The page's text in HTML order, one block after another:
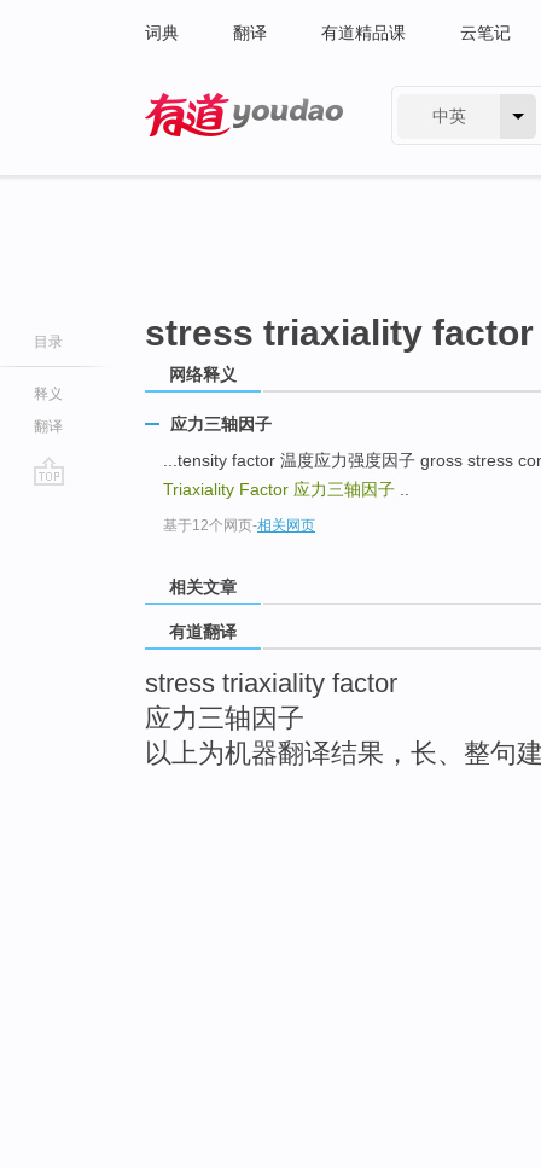
词典 翻译 有道精品课 云笔记
中英
目录
释义
翻译
stress triaxiality factor
网络释义
应力三轴因子
...tensity factor 温度应力强度因子 gross stress
Triaxiality Factor 应力三轴因子
基于12个网页-相关网页
相关文章
有道翻译
stress triaxiality factor
应力三轴因子
以上为机器翻译结果，长、整句